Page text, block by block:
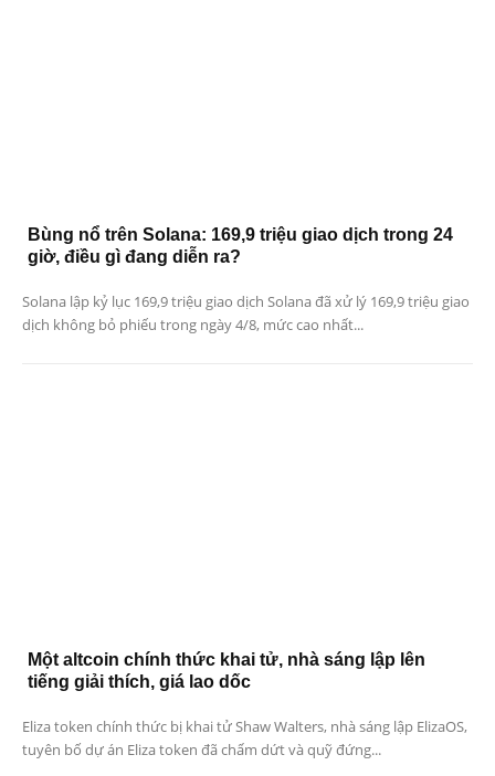
Bùng nổ trên Solana: 169,9 triệu giao dịch trong 24
giờ, điều gì đang diễn ra?
Solana lập kỷ lục 169,9 triệu giao dịch Solana đã xử lý 169,9 triệu giao
dịch không bỏ phiếu trong ngày 4/8, mức cao nhất...
Một altcoin chính thức khai tử, nhà sáng lập lên
tiếng giải thích, giá lao dốc
Eliza token chính thức bị khai tử Shaw Walters, nhà sáng lập ElizaOS,
tuyên bố dự án Eliza token đã chấm dứt và quỹ đứng...